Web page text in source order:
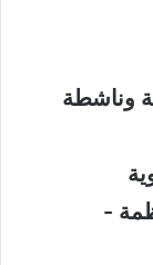
وناشطة
-